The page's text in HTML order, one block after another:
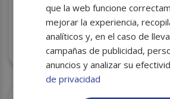
SERVILLETA 40X40
AMERICANO C/
que la web funcione
mejorar la experiencia,
analíticos y, en el caso de
campañas de publicidad,
anuncios y analizar su
de privacidad